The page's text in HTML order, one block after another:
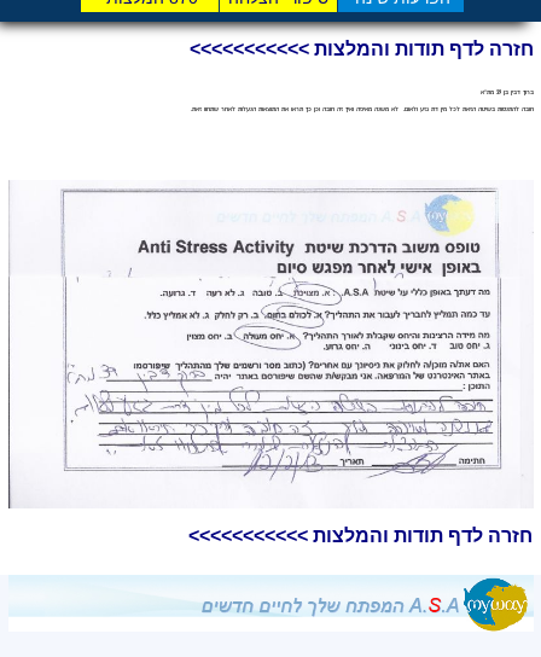
חזרה לדף תודות והמלצות >>>>>>>>>>>
חזרה לדף תודות והמלצות >>>>>>>>>>>
ברוך דבין בן 39 מת"א
חובה להתנסות בשיטה הזאת לכל מין דת גזע ולאום. לא משנה מאיפה ואיך זה חובה וכן כך תראו את התוצאות הנעלות לאחר שתחוו זאת.